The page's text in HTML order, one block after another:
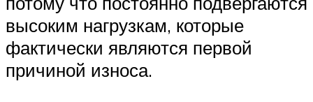
высоким нагрузкам, которые
фактически являются первой
причиной износа.